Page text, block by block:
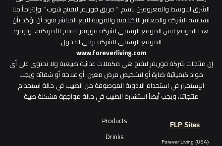
الشرق الاوسط والمعروفين باسم " فريق فوريفر ليفينج شوب" وإلتزاماً منا
بسياسة الشركة والمعايير الاخلاقية والمهنية للبيع المباشر فنود أن نؤكد بأن
هذا الموقع ليس الموقع الرسمي لشركة فوريفر ليفينج الأمريكية، ولزيارة
الموقع الرسمي للشركة يرجي الدخول
www.foreverliving.com
​إن منتجات شركة فوريفر ليفيج هي مكملات غذائية طبيعية ولا تحتوي علي أي
مواد كيميائية ضارة أو لتشخيص مرض معين أو علاجه أو شفائه ويجب
الإستمرار في استخدام الادوية الموصوفة من الطبيب في حالة استخدام
منتجاتنا، ويجب أيضاً استشارة الطبيب في حالة مواجهة مشكلة طبية
FLP Sites
Forever Living (USA)
Products
Drinks